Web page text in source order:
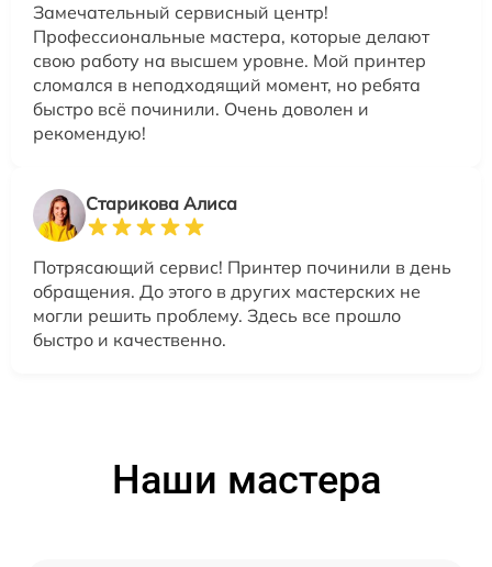
Замечательный сервисный центр!
Профессиональные мастера, которые делают
свою работу на высшем уровне. Мой принтер
сломался в неподходящий момент, но ребята
быстро всё починили. Очень доволен и
рекомендую!
Старикова Алиса
Потрясающий сервис! Принтер починили в день
обращения. До этого в других мастерских не
могли решить проблему. Здесь все прошло
быстро и качественно.
Наши мастера